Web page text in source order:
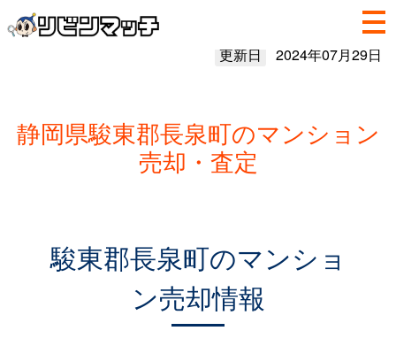
更新日 2024年07月29日
静岡県駿東郡長泉町のマンション
売却・査定
駿東郡長泉町のマンショ
ン売却情報